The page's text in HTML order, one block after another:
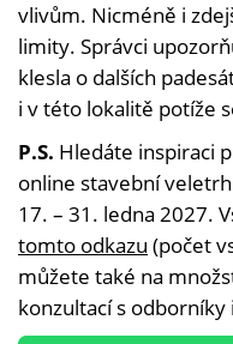
vlivům. Nicméně i
limity. Správci
klesla o dalších
i v této lokalitě potíže
P.S. Hledáte inspiraci
online stavební
17. – 31. ledna 2027.
tomto odkazu (počet
můžete také na
konzultací s